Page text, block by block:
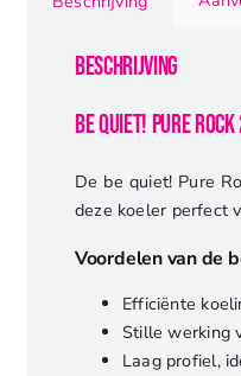
Beschrijving
be quiet! Pure Rock
De be quiet! Pure
deze koeler perfect
Voordelen van de
Efficiënte
Stille werking
Laag profiel,